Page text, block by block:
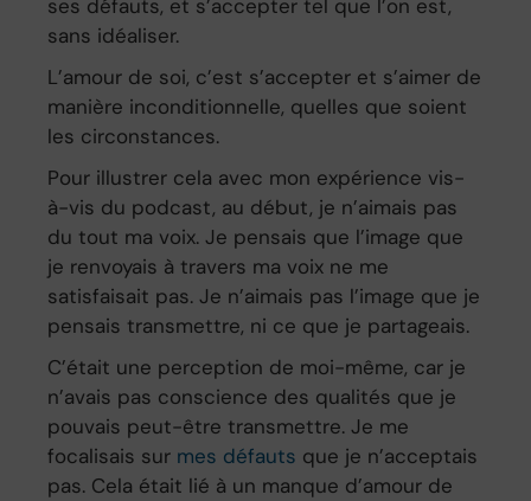
ses défauts, et s’accepter tel que l’on est,
sans idéaliser.
L’amour de soi, c’est s’accepter et s’aimer de
manière inconditionnelle, quelles que soient
les circonstances.
Pour illustrer cela avec mon expérience vis-
à-vis du podcast, au début, je n’aimais pas
du tout ma voix. Je pensais que l’image que
je renvoyais à travers ma voix ne me
satisfaisait pas. Je n’aimais pas l’image que je
pensais transmettre, ni ce que je partageais.
C’était une perception de moi-même, car je
n’avais pas conscience des qualités que je
pouvais peut-être transmettre. Je me
focalisais sur mes défauts que je n’acceptais
pas. Cela était lié à un manque d’amour de